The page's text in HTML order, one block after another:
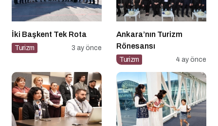
İki Başkent Tek Rota
Turizm 3 ay önce
Ankara’nın Turizm
Rönesansı
Turizm 4 ay önce